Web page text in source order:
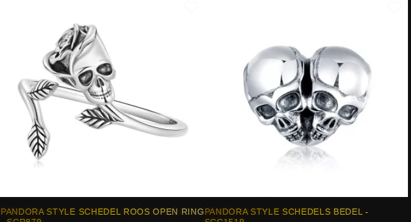
PANDORA STYLE SCHEDEL ROOS OPEN RING PANDORA STYLE SCHEDELS BEDEL -